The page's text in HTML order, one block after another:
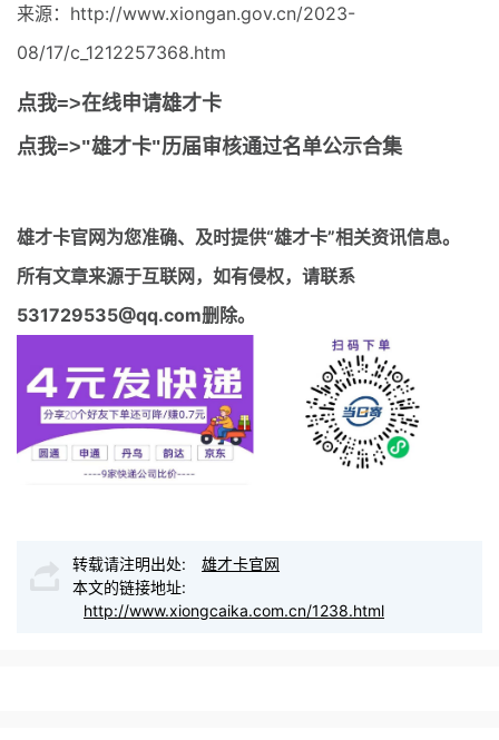
来源：http://www.xiongan.gov.cn/2023-
08/17/c_1212257368.htm
点我=>在线申请雄才卡
点我=>"雄才卡"历届审核通过名单公示合集
雄才卡官网为您准确、及时提供“雄才卡”相关资讯信息。
所有文章来源于互联网，如有侵权，请联系
531729535@qq.com删除。
转载请注明出处:
雄才卡官网
本文的链接地址:
http://www.xiongcaika.com.cn/1238.html